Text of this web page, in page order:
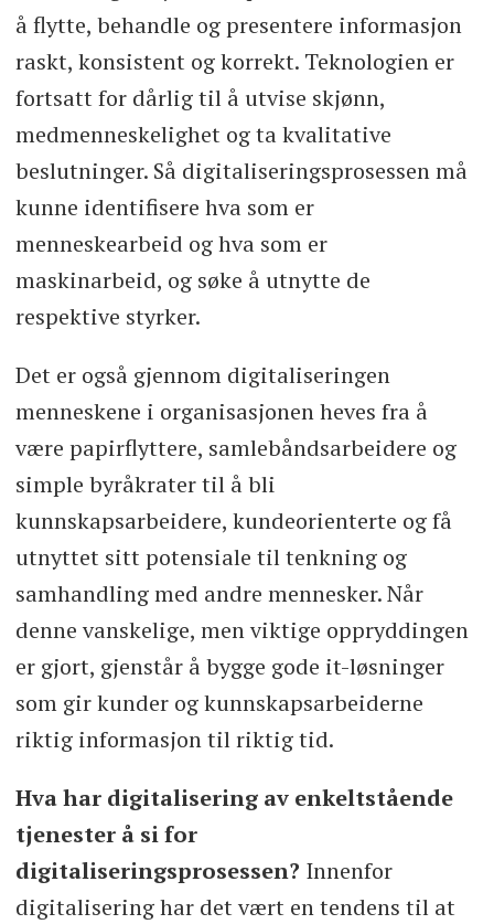
å flytte, behandle og presentere informasjon
raskt, konsistent og korrekt. Teknologien er
fortsatt for dårlig til å utvise skjønn,
medmenneskelighet og ta kvalitative
beslutninger. Så digitaliseringsprosessen må
kunne identifisere hva som er
menneskearbeid og hva som er
maskinarbeid, og søke å utnytte de
respektive styrker.
Det er også gjennom digitaliseringen
menneskene i organisasjonen heves fra å
være papirflyttere, samlebåndsarbeidere og
simple byråkrater til å bli
kunnskapsarbeidere, kundeorienterte og få
utnyttet sitt potensiale til tenkning og
samhandling med andre mennesker. Når
denne vanskelige, men viktige oppryddingen
er gjort, gjenstår å bygge gode it-løsninger
som gir kunder og kunnskapsarbeiderne
riktig informasjon til riktig tid.
Hva har digitalisering av enkeltstående
tjenester å si for
digitaliseringsprosessen? Innenfor
digitalisering har det vært en tendens til at